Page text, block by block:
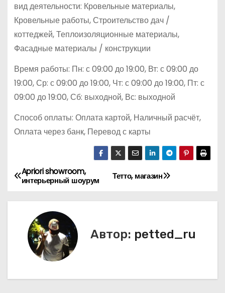
вид деятельности: Кровельные материалы,
Кровельные работы, Строительство дач /
коттеджей, Теплоизоляционные материалы,
Фасадные материалы / конструкции
Время работы: Пн: с 09:00 до 19:00, Вт: с 09:00 до
19:00, Ср: с 09:00 до 19:00, Чт: с 09:00 до 19:00, Пт: с
09:00 до 19:00, Сб: выходной, Вс: выходной
Способ оплаты: Оплата картой, Наличный расчёт,
Оплата через банк, Перевод с карты
Н
а
а
Тетто, магазин
Apriori showroom,
интерьерный шоурум
Автор: petted_ru